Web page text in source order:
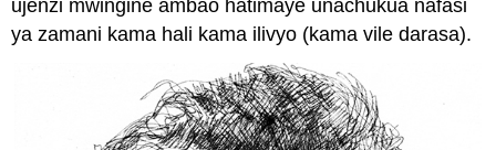
ujenzi mwingine ambao hatimaye unachukua nafasi
ya zamani kama hali kama ilivyo (kama vile darasa).